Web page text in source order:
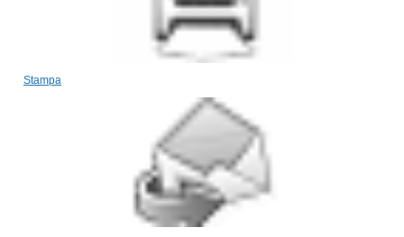
Stampa